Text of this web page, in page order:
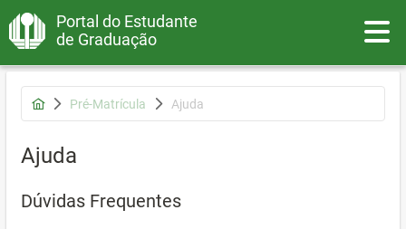
Portal do Estudante
de Graduação
Pré-Matrícula Ajuda
Ajuda
Dúvidas Frequentes